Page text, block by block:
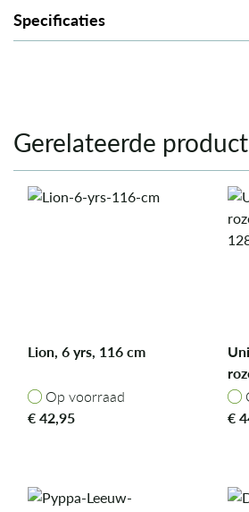
Specificaties
Gerelateerde
Lion, 6 yrs, 116 cm
Op voorraad
Op voorraad
€42,95
cm
€